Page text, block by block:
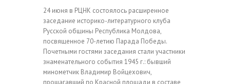
24 июня в РЦНК состоялось расширенное
заседание историко-литературного клуба
Русской общины Республика Молдова,
посвященное 70-летию Парада Победы.
Почетными гостями заседания стали участники
знаменательного события 1945 г.: бывший
минометчик Владимир Войцехович,
прошагавший по Красной площади в составе